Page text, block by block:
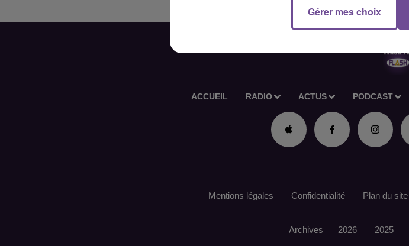
ACCUEIL RADIO ACTUS PODCAST
Mentions légales Confidentialité Plan du site
Archives 2026 2025
Gérer mes choix